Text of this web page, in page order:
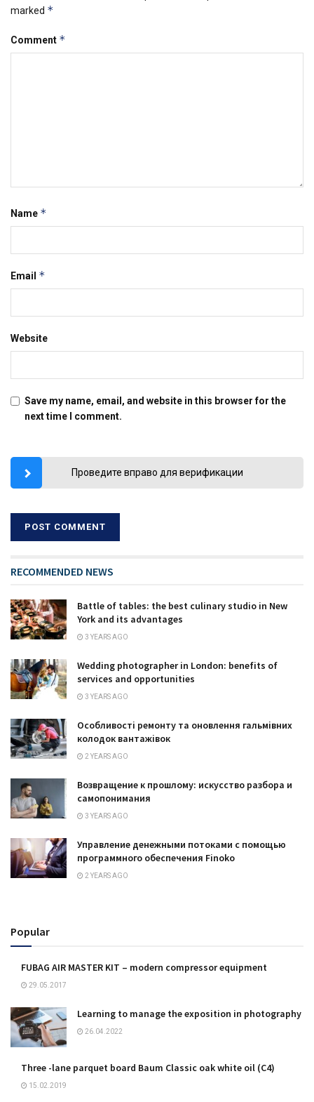
marked *
Comment *
Name *
Email *
Website
Save my name, email, and website in this browser for the
next time I comment.
Проведите вправо для верификации
RECOMMENDED NEWS
Battle of tables: the best culinary studio in New
York and its advantages
3 YEARS AGO
Wedding photographer in London: benefits of
services and opportunities
3 YEARS AGO
Особливості ремонту та оновлення гальмівних
колодок вантажівок
2 YEARS AGO
Возвращение к прошлому: искусство разбора и
самопонимания
3 YEARS AGO
Управление денежными потоками с помощью
программного обеспечения Finoko
2 YEARS AGO
Popular
FUBAG AIR MASTER KIT – modern compressor equipment
29.05.2017
Learning to manage the exposition in photography
26.04.2022
Three -lane parquet board Baum Classic oak white oil (C4)
15.02.2019